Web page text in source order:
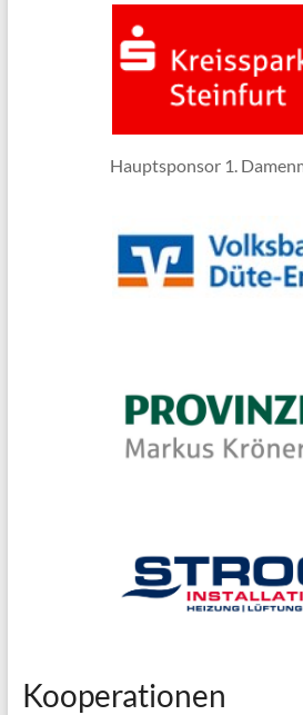
Hauptsponsor 1.
Kooperationen